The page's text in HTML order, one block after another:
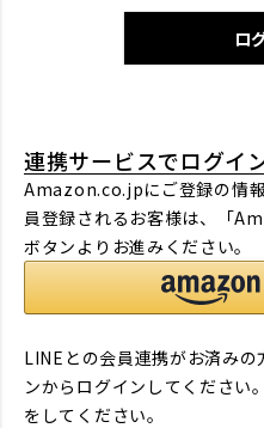
)
ロ
連携サービスでログイ
Amazon.co.jpにご登録の情
員登録されるお客様は、「
ボタンよりお進みください。
LINEとの会員連携がお済み
ンからログインしてください
をしてください。